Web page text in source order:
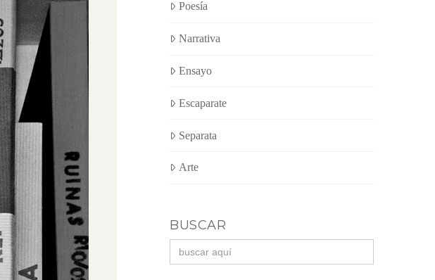
Poesía
Narrativa
Ensayo
Escaparate
Separata
Arte
BUSCAR
Buscar: